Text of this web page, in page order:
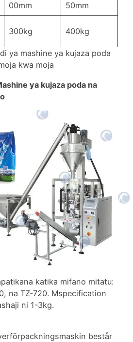
00mm
50mm
300kg 400kg
ya mashine ya kujaza poda
kwa moja
ya kujaza poda na
katika mifano mitatu:
na TZ-720. Mspecification
ni 1-3kg.
består